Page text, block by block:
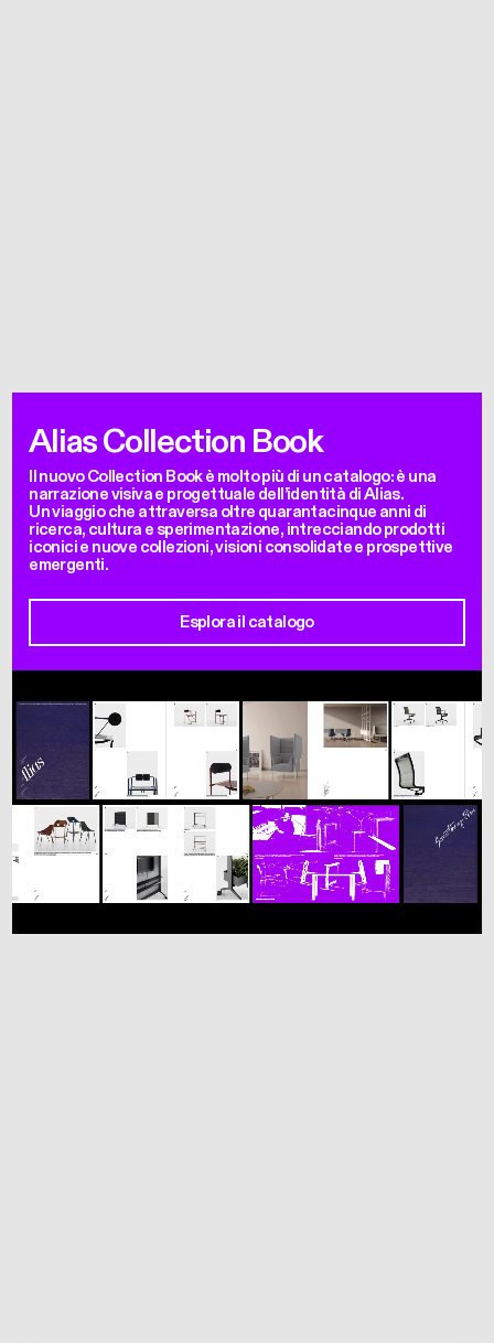
Alias Collection Book
Il nuovo Collection Book è molto più di un catalogo: è una
narrazione visiva e progettuale dell’identità di Alias.
Un viaggio che attraversa oltre quarantacinque anni di
ricerca, cultura e sperimentazione, intrecciando prodotti
iconici e nuove collezioni, visioni consolidate e prospettive
emergenti.
Esplora il catalogo